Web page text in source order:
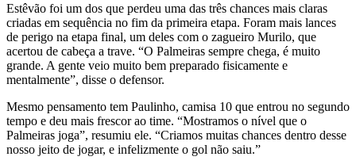
Estêvão foi um dos que perdeu uma das três chances mais claras
criadas em sequência no fim da primeira etapa. Foram mais lances
de perigo na etapa final, um deles com o zagueiro Murilo, que
acertou de cabeça a trave. “O Palmeiras sempre chega, é muito
grande. A gente veio muito bem preparado fisicamente e
mentalmente”, disse o defensor.
Mesmo pensamento tem Paulinho, camisa 10 que entrou no segundo
tempo e deu mais frescor ao time. “Mostramos o nível que o
Palmeiras joga”, resumiu ele. “Criamos muitas chances dentro desse
nosso jeito de jogar, e infelizmente o gol não saiu.”